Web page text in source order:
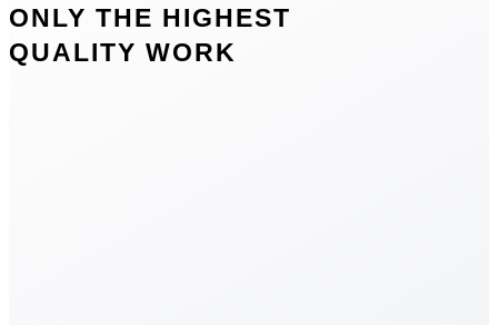
ONLY THE HIGHEST
QUALITY WORK